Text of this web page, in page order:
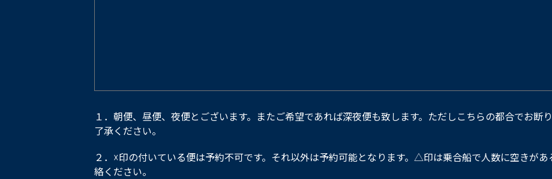
１．朝便、昼便、夜便とございます。またご希望であれば深夜便も致します。ただしこちらの都合でお断
了承ください。
２．☓印の付いている便は予約不可です。それ以外は予約可能となります。△印は乗合船で人数に空きが
絡ください。